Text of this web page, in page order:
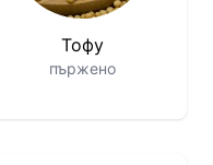
Тофу
пържено